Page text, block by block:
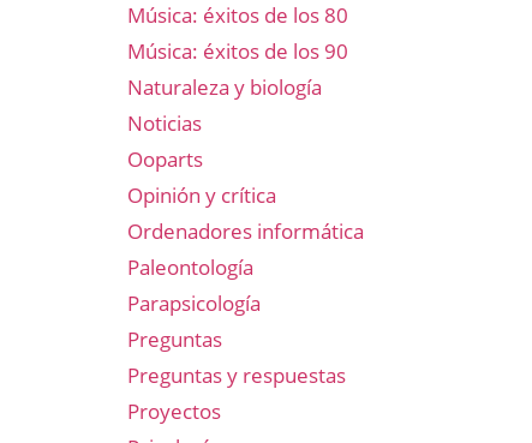
Música: éxitos de los 80
Música: éxitos de los 90
Naturaleza y biología
Noticias
Ooparts
Opinión y crítica
Ordenadores informática
Paleontología
Parapsicología
Preguntas
Preguntas y respuestas
Proyectos